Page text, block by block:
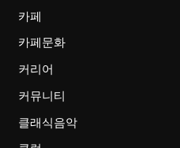
카페
카페문화
커리어
커뮤니티
클래식음악